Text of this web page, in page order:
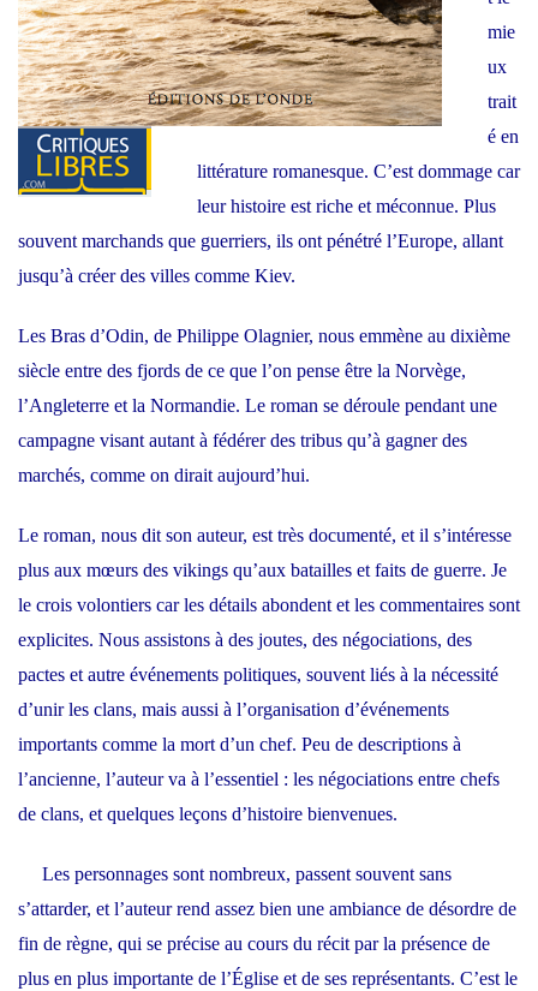
mie
ux
trait
é en
littérature romanesque. C’est dommage car
leur histoire est riche et méconnue. Plus
souvent marchands que guerriers, ils ont pénétré l’Europe, allant
jusqu’à créer des villes comme Kiev.
Les Bras d’Odin, de Philippe Olagnier, nous emmène au dixième
siècle entre des fjords de ce que l’on pense être la Norvège,
l’Angleterre et la Normandie. Le roman se déroule pendant une
campagne visant autant à fédérer des tribus qu’à gagner des
marchés, comme on dirait aujourd’hui.
Le roman, nous dit son auteur, est très documenté, et il s’intéresse
plus aux mœurs des vikings qu’aux batailles et faits de guerre. Je
le crois volontiers car les détails abondent et les commentaires sont
explicites. Nous assistons à des joutes, des négociations, des
pactes et autre événements politiques, souvent liés à la nécessité
d’unir les clans, mais aussi à l’organisation d’événements
importants comme la mort d’un chef. Peu de descriptions à
l’ancienne, l’auteur va à l’essentiel : les négociations entre chefs
de clans, et quelques leçons d’histoire bienvenues.
Les personnages sont nombreux, passent souvent sans
s’attarder, et l’auteur rend assez bien une ambiance de désordre de
fin de règne, qui se précise au cours du récit par la présence de
plus en plus importante de l’Église et de ses représentants. C’est le